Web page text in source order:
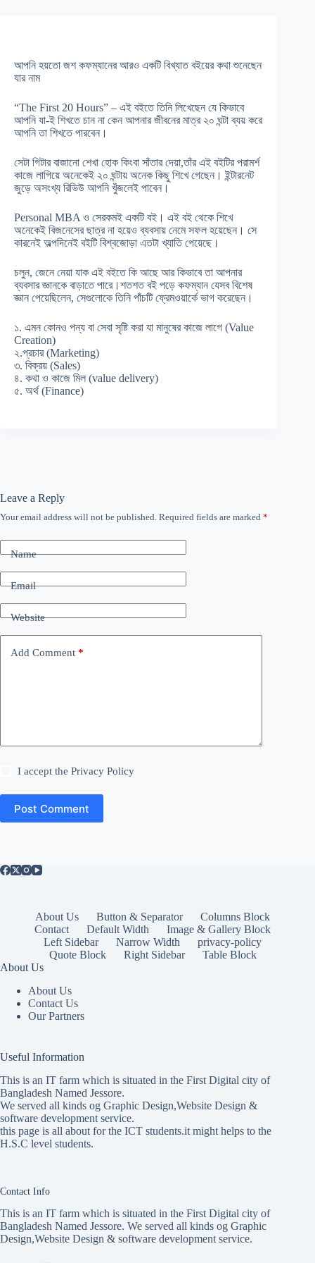
আপনি হয়তাে জশ কফম্যানের আরও একটি বিখ্যাত বইয়ের কথা শুনেছেন
যার নাম
“The First 20 Hours” – এই বইতে তিনি লিখেছেন যে কিভাবে
আপনি যা-ই শিখতে চান না কেন আপনার জীবনের মাত্র ২০ ঘন্টা ব্যয় করে
আপনি তা শিখতে পারবেন।
সেটা গিটার বাজানো শেখা হোক কিংবা সাঁতার দেয়া,তাঁর এই বইটির পরামর্শ
কাজে লাগিয়ে অনেকেই ২০ ঘন্টায় অনেক কিছু শিখে গেছেন। ইন্টারনেট
জুড়ে অসংখ্য রিভিউ আপনি খুঁজলেই পাবেন।
Personal MBA ও সেরকমই একটি বই। এই বই থেকে শিখে
অনেকেই বিজনেসের ছাত্র না হয়েও ব্যবসায় নেমে সফল হয়েছেন। সে
কারনেই অল্পদিনেই বইটি বিশ্বজোড়া এতটা খ্যাতি পেয়েছে।
চলুন, জেনে নেয়া যাক এই বইতে কি আছে আর কিভাবে তা আপনার
ব্যবসার জ্ঞানকে বাড়াতে পারে।শতশত বই পড়ে কফম্যান যেসব বিশেষ
জ্ঞান পেয়েছিলেন, সেগুলােকে তিনি পাঁচটি ফ্রেমওয়ার্কে ভাগ করেছেন।
১. এমন কোনও পন্য বা সেবা সৃষ্টি করা যা মানুষের কাজে লাগে (Value
Creation)
২.প্রচার (Marketing)
৩. বিক্রয় (Sales)
৪. কথা ও কাজে মিল (value delivery)
৫. অর্থ (Finance)
Leave a Reply
Your email address will not be published. Required fields are marked *
Name
Email
Website
Add Comment *
I accept thePrivacy Policy
Post Comment
About Us Button & Separator
Columns Block
Contact
Default Width
Image & Gallery Block
Left Sidebar
Narrow Width
privacy-policy
Quote Block
Right Sidebar
Table Block
About Us
About Us
Contact Us
Our Partners
Useful Information
This is an IT farm which is situated in the First Digital city of
Bangladesh Named Jessore.
We served all kinds og Graphic Design,Website Design &
software development service.
this page is all about for the ICT students.it might helps to the
H.S.C level students.
Contact Info
This is an IT farm which is situated in the First Digital city of
Bangladesh Named Jessore. We served all kinds og Graphic
Design,Website Design & software development service.